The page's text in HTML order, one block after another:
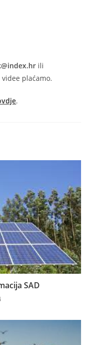
ili
plaćamo.
.
SAD